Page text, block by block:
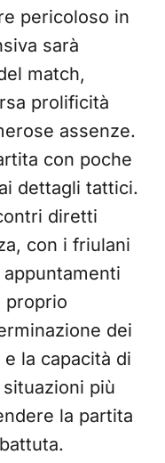
pericoloso in
sarà
match,
prolificità
assenze.
con poche
dettagli tattici.
diretti
con i friulani
proprio
dei
la capacità di
più
la partita